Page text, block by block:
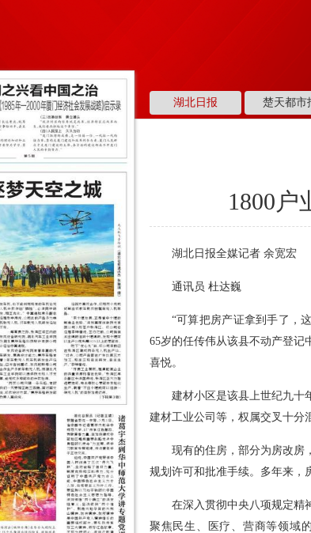
湖北日报 楚天都市
1800户
湖北日报全媒记者 余宽宏
通讯员 杜达巍
“可算把房产证拿到手了，
65岁的任传伟从该县不动产登记
喜悦。
建材小区是该县上世纪九十
建材工业公司等，权属交叉十分
现有的住房，部分为房改房
规划许可和批准手续。多年来，
在深入贯彻中央八项规定精
聚焦民生、医疗、营商等领域